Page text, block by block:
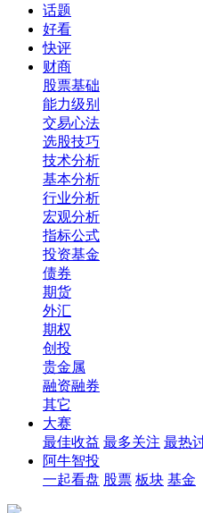
话题
好看
快评
财商
股票基础
能力级别
交易心法
选股技巧
技术分析
基本分析
行业分析
宏观分析
指标公式
投资基金
债券
期货
外汇
期权
创投
贵金属
融资融券
其它
大赛
最佳收益 最多关注 最热
阿牛智投
一起看盘 股票 板块 基金